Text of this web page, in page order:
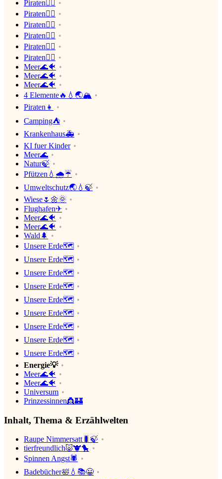
Piraten🏴‍☠️
Piraten🏴‍☠️
Piraten🏴‍☠️
Piraten🏴‍☠️
Piraten🏴‍☠️
Piraten🏴‍☠️
Meer🌊🐠
Meer🌊🐠
Meer🌊🐠
4 Elemente🔥💧🌏🏔
Piraten👧
Camping⛺
Krankenhaus🚑
KI fuer Kinder
Meer🌊
Natur🍃
Pfützen💧🌧☔
Umweltschutz🌏💧🍃
Wiese🌷🌼🌞
Flughafen✈
Meer🌊🐠
Meer🌊🐠
Wald🌲
Unsere Erde🗺
Unsere Erde🗺
Unsere Erde🗺
Unsere Erde🗺
Unsere Erde🗺
Unsere Erde🗺
Unsere Erde🗺
Unsere Erde🗺
Unsere Erde🗺
Energie💡
Meer🌊🐠
Meer🌊🐠
Universum
Prinzessinnen👸🏰
Inhalt, Thema & Erzählwelten
Raupe Nimmersatt🐛🍃
tierfreundlich🐷🐮🐤
Spinnen Angst🕷
Badebücher🛀💧📚😀